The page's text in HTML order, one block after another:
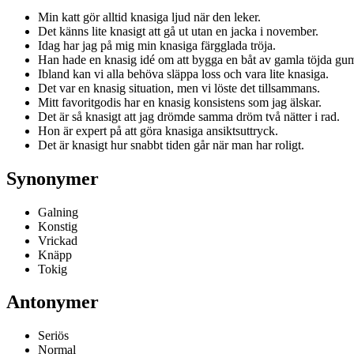
Min katt gör alltid knasiga ljud när den leker.
Det känns lite knasigt att gå ut utan en jacka i november.
Idag har jag på mig min knasiga färgglada tröja.
Han hade en knasig idé om att bygga en båt av gamla töjda
Ibland kan vi alla behöva släppa loss och vara lite knasiga.
Det var en knasig situation, men vi löste det tillsammans.
Mitt favoritgodis har en knasig konsistens som jag älskar.
Det är så knasigt att jag drömde samma dröm två nätter i rad.
Hon är expert på att göra knasiga ansiktsuttryck.
Det är knasigt hur snabbt tiden går när man har roligt.
Synonymer
Galning
Konstig
Vrickad
Knäpp
Tokig
Antonymer
Seriös
Normal